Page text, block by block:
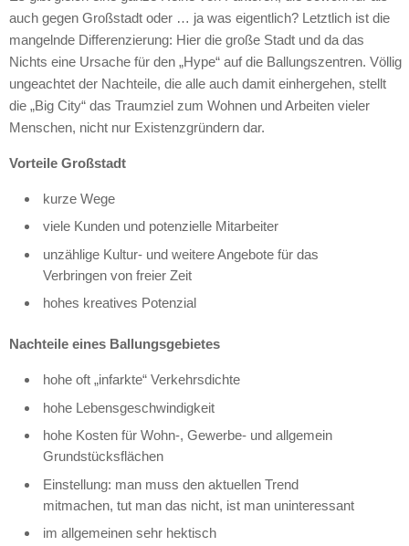
auch gegen Großstadt oder … ja was eigentlich? Letztlich ist die
mangelnde Differenzierung: Hier die große Stadt und da das
Nichts eine Ursache für den „Hype“ auf die Ballungszentren. Völlig
ungeachtet der Nachteile, die alle auch damit einhergehen, stellt
die „Big City“ das Traumziel zum Wohnen und Arbeiten vieler
Menschen, nicht nur Existenzgründern dar.
Vorteile Großstadt
kurze Wege
viele Kunden und potenzielle Mitarbeiter
unzählige Kultur- und weitere Angebote für das
Verbringen von freier Zeit
hohes kreatives Potenzial
Nachteile eines Ballungsgebietes
hohe oft „infarkte“ Verkehrsdichte
hohe Lebensgeschwindigkeit
hohe Kosten für Wohn-, Gewerbe- und allgemein
Grundstücksflächen
Einstellung: man muss den aktuellen Trend
mitmachen, tut man das nicht, ist man uninteressant
im allgemeinen sehr hektisch